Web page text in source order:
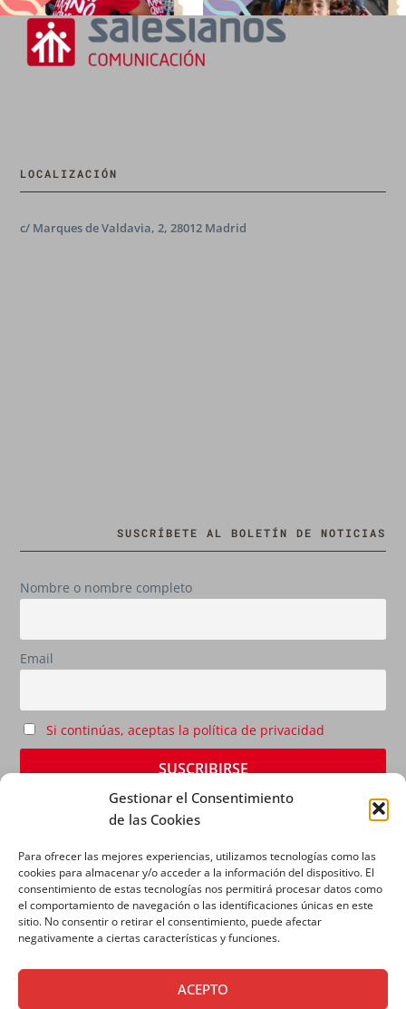
Gestionar el Consentimiento
de las Cookies
Para ofrecer las mejores experiencias, utilizamos tecnologías como las
cookies para almacenar y/o acceder a la información del dispositivo. El
consentimiento de estas tecnologías nos permitirá procesar datos como
el comportamiento de navegación o las identificaciones únicas en este
sitio. No consentir o retirar el consentimiento, puede afectar
negativamente a ciertas características y funciones.
ACEPTO
LOCALIZACIÓN
c/ Marques de Valdavia, 2, 28012 Madrid
SUSCRÍBETE AL BOLETÍN DE NOTICIAS
Nombre o nombre completo
Email
Si continúas, aceptas la política de privacidad
AVISO LEGAL|POLÍTICA DE PRIVACIDAD|